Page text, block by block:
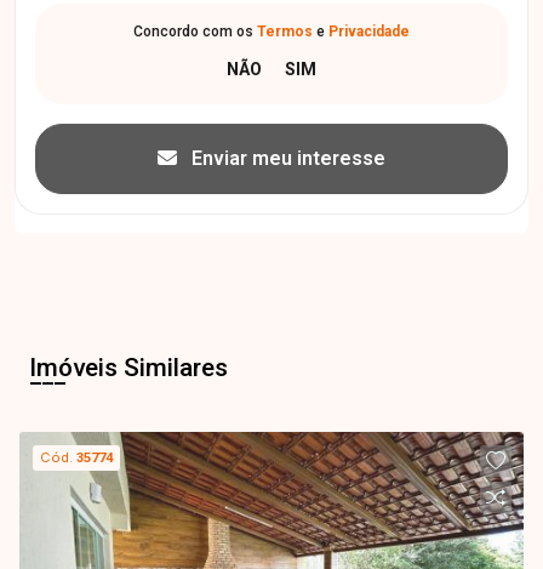
Concordo com os Termos e Privacidade
Enviar meu interesse
Imóveis Similares
Cód.35774